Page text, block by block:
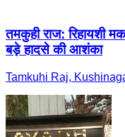
तमकुही राज: रिहायशी
बड़े हादसे की आशंका
Tamkuhi Raj,